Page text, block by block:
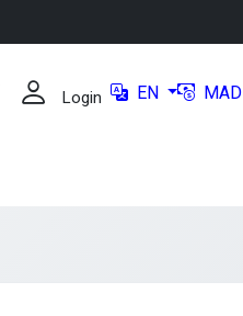
Login EN MAD